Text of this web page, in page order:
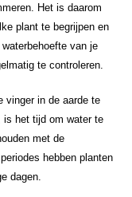
Het is daarom
plant te begrijpen en
van je
te controleren.
vinger in de aarde te
is het tijd om water te
met de
hebben planten
dagen.